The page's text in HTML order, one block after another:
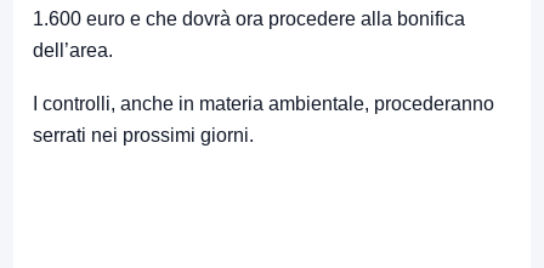
1.600 euro e che dovrà ora procedere alla bonifica
dell’area.
I controlli, anche in materia ambientale, procederanno
serrati nei prossimi giorni.